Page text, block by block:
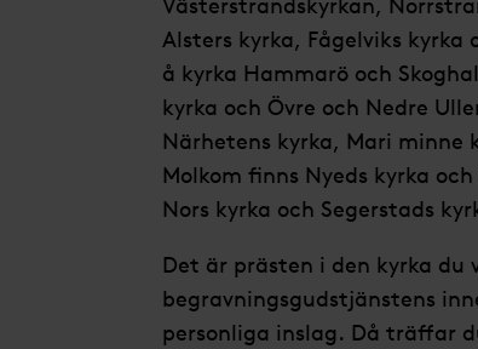
Alsters kyrka, Fågelviks kyrka
å kyrka Hammarö och
kyrka och Övre och Nedre
Närhetens kyrka, Mari minne
Molkom finns Nyeds kyrka
Nors kyrka och Segerstads
Det är prästen i den kyrka du
begravningsgudstjänstens
personliga inslag. Då träffar